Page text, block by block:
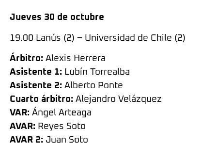
Jueves 30 de octubre
19.00 Lanús (2) – Universidad de Chile (2)
Árbitro: Alexis Herrera
Asistente 1: Lubín Torrealba
Asistente 2: Alberto Ponte
Cuarto árbitro: Alejandro Velázquez
VAR: Ángel Arteaga
AVAR: Reyes Soto
AVAR 2: Juan Soto